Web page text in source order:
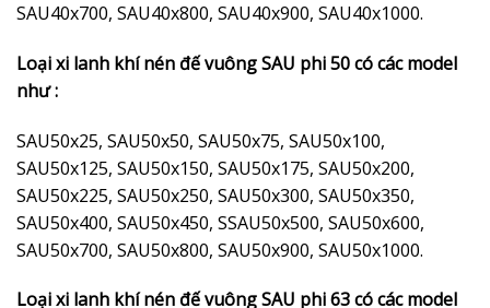
SAU40x700, SAU40x800, SAU40x900, SAU40x1000.
Loại xi lanh khí nén đế vuông SAU phi 50 có các model
như :
SAU50x25, SAU50x50, SAU50x75, SAU50x100,
SAU50x125, SAU50x150, SAU50x175, SAU50x200,
SAU50x225, SAU50x250, SAU50x300, SAU50x350,
SAU50x400, SAU50x450, SSAU50x500, SAU50x600,
SAU50x700, SAU50x800, SAU50x900, SAU50x1000.
Loại xi lanh khí nén đế vuông SAU phi 63 có các model